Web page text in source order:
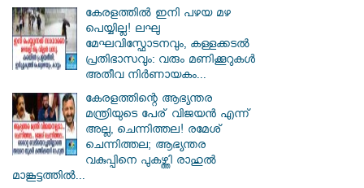
കേരളത്തിൽ ഇനി പഴയ മഴ
പെയ്യില്ല! ലഘു
മേഘവിസ്ഫോടനവും, കള്ളക്കടൽ
പ്രതിഭാസവും: വരും മണിക്കൂറുകൾ
അതീവ നിർണായകം...
കേരളത്തിന്റെ ആഭ്യന്തര
മന്ത്രിയുടെ പേര് വിജയൻ എന്ന്
അല്ല, ചെന്നിത്തല! രമേശ്
ചെന്നിത്തല; ആഭ്യന്തര
വകുപ്പിനെ പുകഴ്ത്തി രാഹുൽ
മാങ്കൂട്ടത്തിൽ...